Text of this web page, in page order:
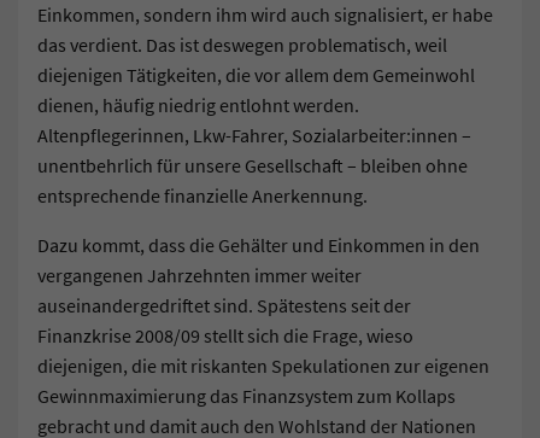
Einkommen, sondern ihm wird auch signalisiert, er habe
das verdient. Das ist deswegen problematisch, weil
diejenigen Tätigkeiten, die vor allem dem Gemeinwohl
dienen, häufig niedrig entlohnt werden.
Altenpflegerinnen, Lkw-Fahrer, Sozialarbeiter:innen –
unentbehrlich für unsere Gesellschaft – bleiben ohne
entsprechende finanzielle Anerkennung.
Dazu kommt, dass die Gehälter und Einkommen in den
vergangenen Jahrzehnten immer weiter
auseinandergedriftet sind. Spätestens seit der
Finanzkrise 2008/09 stellt sich die Frage, wieso
diejenigen, die mit riskanten Spekulationen zur eigenen
Gewinnmaximierung das Finanzsystem zum Kollaps
gebracht und damit auch den Wohlstand der Nationen